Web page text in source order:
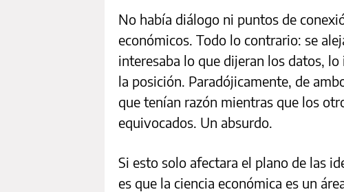
No había diálogo ni puntos de
económicos. Todo lo contrario: se
interesaba lo que dijeran los datos,
la posición. Paradójicamente, de
que tenían razón mientras que los
equivocados. Un absurdo.
Si esto solo afectara el plano de las
es que la ciencia económica es un